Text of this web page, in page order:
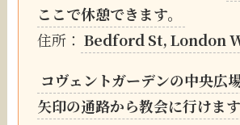
ここで休憩できます。
住所： Bedford St, London
コヴェントガーデンの中央広
矢印の通路から教会に行けま